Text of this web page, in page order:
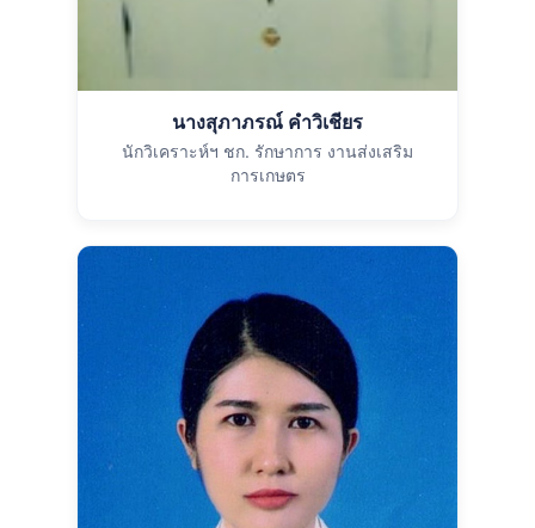
นางสุภาภรณ์ คำวิเชียร
นักวิเคราะห์ฯ ชก. รักษาการ งานส่งเสริม
การเกษตร